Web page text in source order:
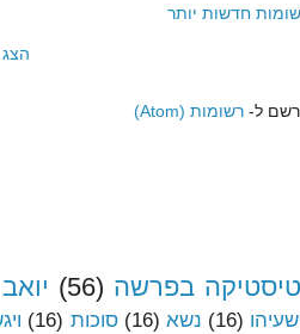
חדשות יותר
הצג
ל- רשומות (Atom)
בפרשה (56) יואב
(16) נשא (16) סוכות (16)